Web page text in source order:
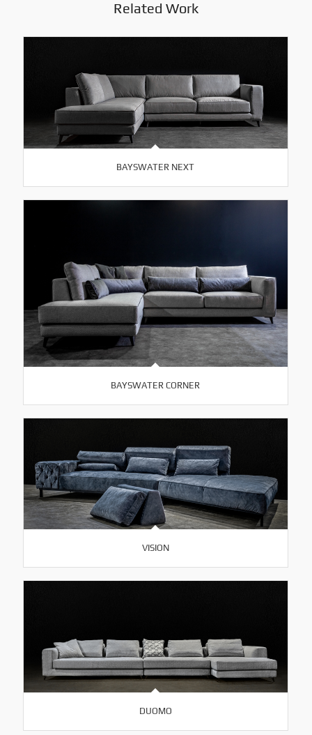
Related Work
BAYSWATER NEXT
BAYSWATER CORNER
VISION
DUOMO